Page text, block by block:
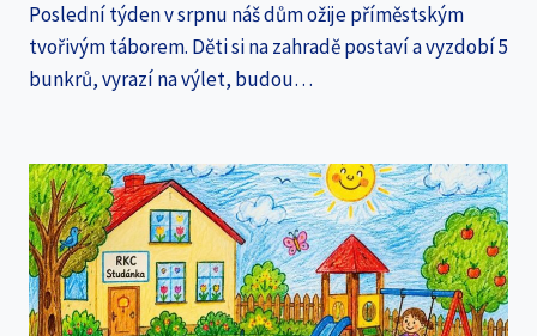
Poslední týden v srpnu náš dům ožije příměstským
tvořivým táborem. Děti si na zahradě postaví a vyzdobí 5
bunkrů, vyrazí na výlet, budou…